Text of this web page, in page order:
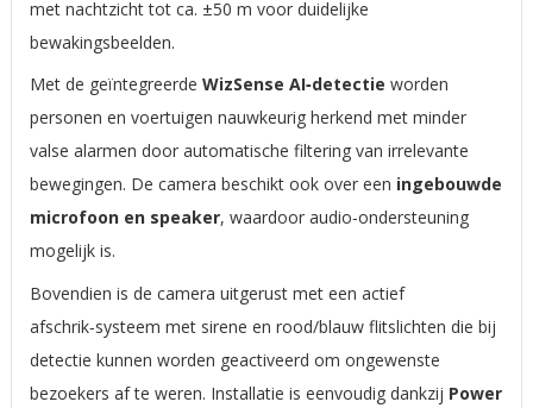
met nachtzicht tot ca. ±50 m voor duidelijke
bewakingsbeelden.
Met de geïntegreerde WizSense AI‑detectie worden
personen en voertuigen nauwkeurig herkend met minder
valse alarmen door automatische filtering van irrelevante
bewegingen. De camera beschikt ook over een ingebouwde
microfoon en speaker, waardoor audio‑ondersteuning
mogelijk is.
Bovendien is de camera uitgerust met een actief
afschrik‑systeem met sirene en rood/blauw flitslichten die bij
detectie kunnen worden geactiveerd om ongewenste
bezoekers af te weren. Installatie is eenvoudig dankzij Power